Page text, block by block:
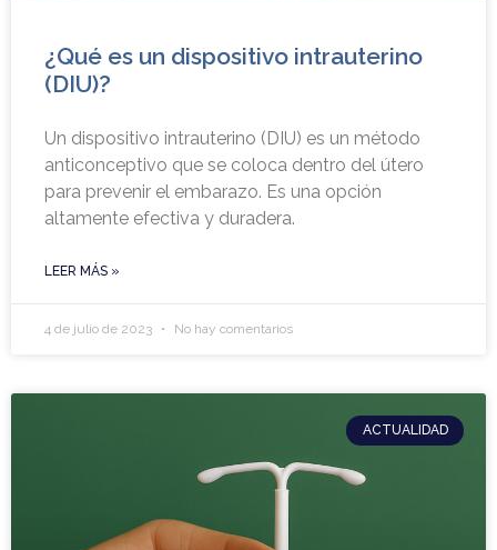
¿Qué es un dispositivo intrauterino
(DIU)?
Un dispositivo intrauterino (DIU) es un método
anticonceptivo que se coloca dentro del útero
para prevenir el embarazo. Es una opción
altamente efectiva y duradera.
LEER MÁS »
4 de julio de 2023 No hay comentarios
ACTUALIDAD